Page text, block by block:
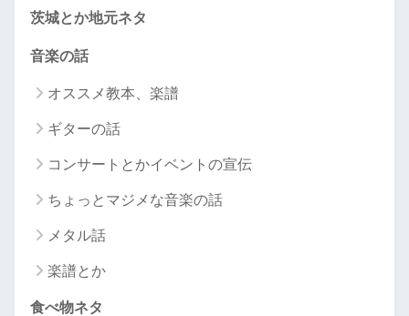
茨城とか地元ネタ
音楽の話
オススメ教本、楽譜
ギターの話
コンサートとかイベントの宣伝
ちょっとマジメな音楽の話
メタル話
楽譜とか
食べ物ネタ